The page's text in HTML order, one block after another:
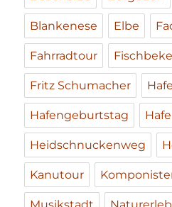
Blankenese Elbe
Fahrradtour
Fritz Schumacher
Hafengeburtstag
Heidschnuckenweg
Kanutour
Musikstadt